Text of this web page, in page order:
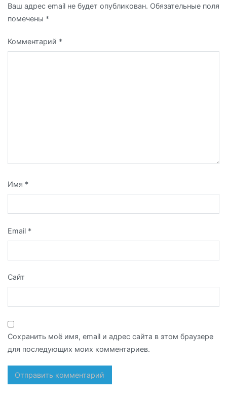
Ваш адрес email не будет опубликован. Обязательные поля
помечены *
Комментарий *
Имя *
Email *
Сайт
Сохранить моё имя, email и адрес сайта в этом браузере
для последующих моих комментариев.